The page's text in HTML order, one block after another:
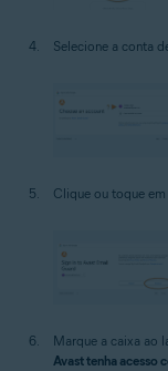
Selecione a conta
Clique ou toque em
Marque a caixa ao
Avast tenha acesso